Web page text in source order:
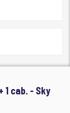
1 cab. - Sky